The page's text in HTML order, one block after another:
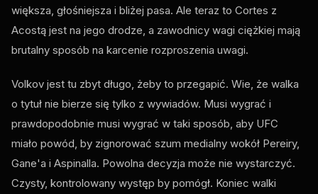
większa, głośniejsza i bliżej pasa. Ale teraz to Cortes z
Acostą jest na jego drodze, a zawodnicy wagi ciężkiej mają
brutalny sposób na karcenie rozproszenia uwagi.
Volkov jest tu zbyt długo, żeby to przegapić. Wie, że walka
o tytuł nie bierze się tylko z wywiadów. Musi wygrać i
prawdopodobnie musi wygrać w taki sposób, aby UFC
miało powód, by zignorować szum medialny wokół Pereiry,
Gane'a i Aspinalla. Powolna decyzja może nie wystarczyć.
Czysty, kontrolowany występ by pomógł. Koniec walki